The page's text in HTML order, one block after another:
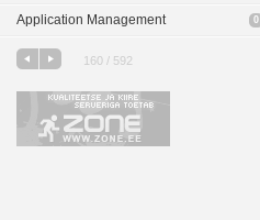
Application Management 0
160 / 592